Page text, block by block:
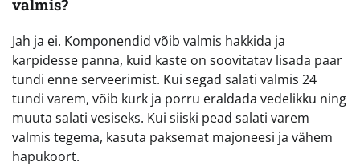
valmis?
Jah ja ei. Komponendid võib valmis hakkida ja
karpidesse panna, kuid kaste on soovitatav lisada paar
tundi enne serveerimist. Kui segad salati valmis 24
tundi varem, võib kurk ja porru eraldada vedelikku ning
muuta salati vesiseks. Kui siiski pead salati varem
valmis tegema, kasuta paksemat majoneesi ja vähem
hapukoort.